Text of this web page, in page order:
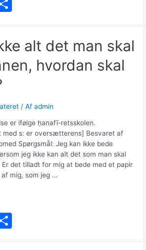
h
e alt det man skal
hvordan skal
/ Afadmin
er ifølge ḥanafī-retsskolen.
med s: er oversætterens] Besvaret af
Spørgsmål: Jeg kan ikke bede
jeg ikke kan alt det som man skal
Er det tilladt for mig at bede med et papir
mig, som jeg …
h